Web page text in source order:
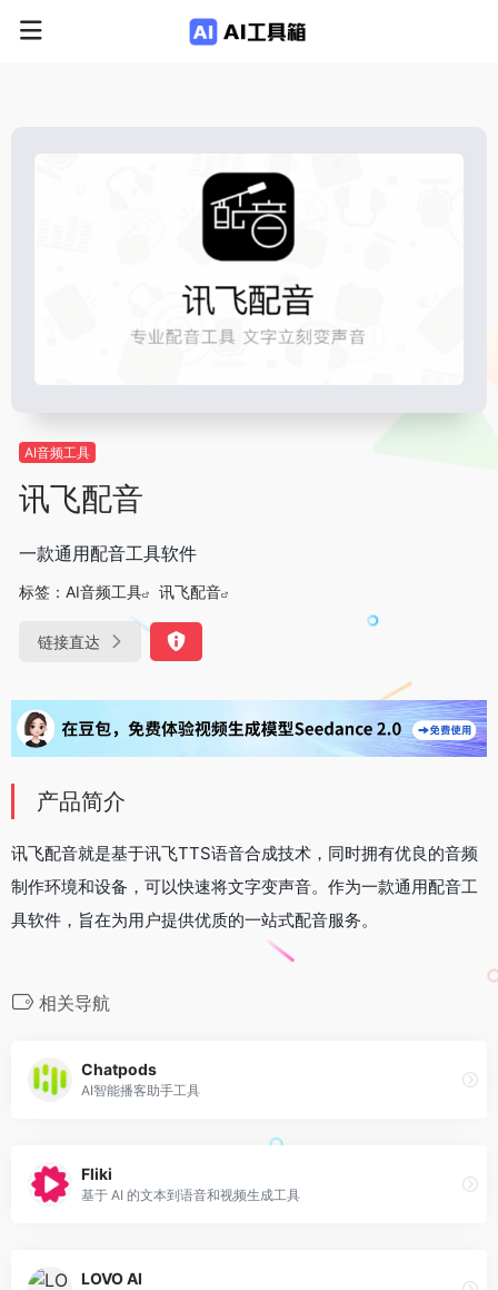
AI音频工具
讯飞配音
一款通用配音工具软件
标签： AI音频工具 讯飞配音
链接直达
产品简介
讯飞配音就是基于讯飞TTS语音合成技术，同时拥有优良的音频
制作环境和设备，可以快速将文字变声音。作为一款通用配音工
具软件，旨在为用户提供优质的一站式配音服务。
相关导航
Chatpods
AI智能播客助手工具
Fliki
基于 AI 的文本到语音和视频生成工具
LOVO AI